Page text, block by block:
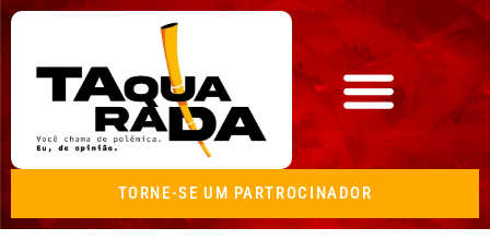
TORNE-SE UM PARTROCINADOR